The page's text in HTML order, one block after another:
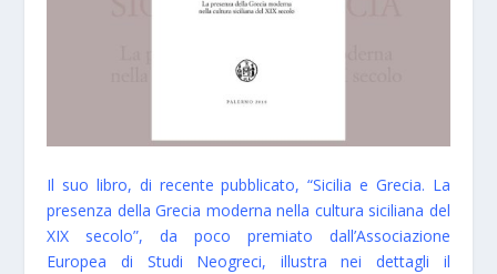
Il suo libro, di recente pubblicato, “Sicilia e Grecia. La
presenza della Grecia moderna nella cultura siciliana del
XIX secolo”, da poco premiato dall’Associazione
Europea di Studi Neogreci, illustra nei dettagli il